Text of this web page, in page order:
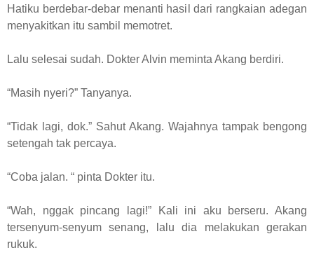
Hatiku berdebar-debar menanti hasil dari rangkaian adegan
menyakitkan itu sambil memotret.
Lalu selesai sudah. Dokter Alvin meminta Akang berdiri.
“Masih nyeri?” Tanyanya.
“Tidak lagi, dok.” Sahut Akang. Wajahnya tampak bengong
setengah tak percaya.
“Coba jalan. “ pinta Dokter itu.
“Wah, nggak pincang lagi!” Kali ini aku berseru. Akang
tersenyum-senyum senang, lalu dia melakukan gerakan
rukuk.